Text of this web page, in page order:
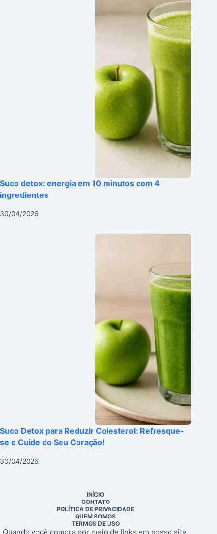
Suco detox: energia em 10 minutos com 4
ingredientes
30/04/2026
Suco Detox para Reduzir Colesterol: Refresque-
se e Cuide do Seu Coração!
30/04/2026
INÍCIO
CONTATO
POLÍTICA DE PRIVACIDADE
QUEM SOMOS
TERMOS DE USO
Quando você compra por meio de links em nosso site,